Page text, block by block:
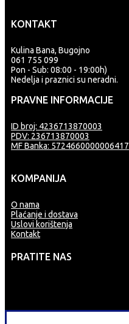
KONTAKT
Kulina Bana, Bugojno
061 755 099
Pon - Sub: 08:00 - 19:00h)
Nedelja i praznici su neradni.
PRAVNE INFORMACIJE
ID broj: 4236713870003
PDV: 236713870003
MF Banka: 5724660000006417
KOMPANIJA
O nama
Plaćanje i dostava
Uslovi korištenja
Kontakt
PRATITE NAS